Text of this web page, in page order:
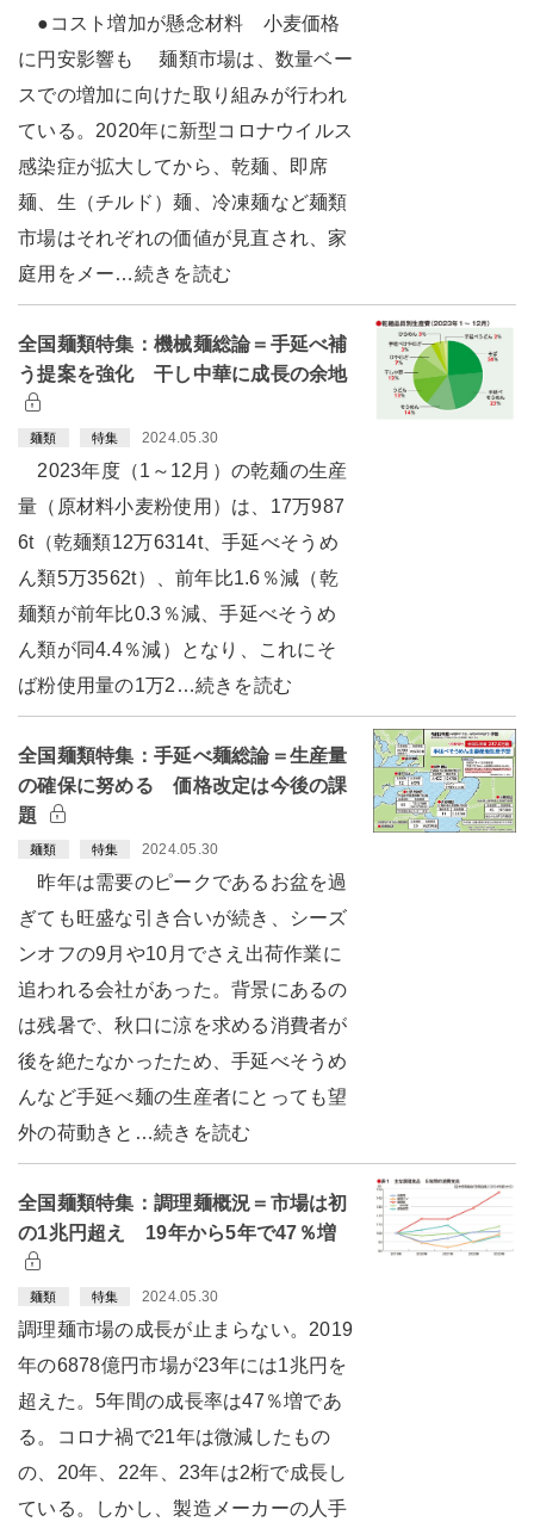
●コスト増加が懸念材料 小麦価格
に円安影響も 麺類市場は、数量ベー
スでの増加に向けた取り組みが行われ
ている。2020年に新型コロナウイルス
感染症が拡大してから、乾麺、即席
麺、生（チルド）麺、冷凍麺など麺類
市場はそれぞれの価値が見直され、家
庭用をメー…続きを読む
全国麺類特集：機械麺総論＝手延べ補
う提案を強化 干し中華に成長の余地
麺類 特集 2024.05.30
2023年度（1～12月）の乾麺の生産
量（原材料小麦粉使用）は、17万987
6t（乾麺類12万6314t、手延べそうめ
ん類5万3562t）、前年比1.6％減（乾
麺類が前年比0.3％減、手延べそうめ
ん類が同4.4％減）となり、これにそ
ば粉使用量の1万2…続きを読む
全国麺類特集：手延べ麺総論＝生産量
の確保に努める 価格改定は今後の課
題
麺類 特集 2024.05.30
昨年は需要のピークであるお盆を過
ぎても旺盛な引き合いが続き、シーズ
ンオフの9月や10月でさえ出荷作業に
追われる会社があった。背景にあるの
は残暑で、秋口に涼を求める消費者が
後を絶たなかったため、手延べそうめ
んなど手延べ麺の生産者にとっても望
外の荷動きと…続きを読む
全国麺類特集：調理麺概況＝市場は初
の1兆円超え 19年から5年で47％増
麺類 特集 2024.05.30
調理麺市場の成長が止まらない。2019
年の6878億円市場が23年には1兆円を
超えた。5年間の成長率は47％増であ
る。コロナ禍で21年は微減したもの
の、20年、22年、23年は2桁で成長し
ている。しかし、製造メーカーの人手